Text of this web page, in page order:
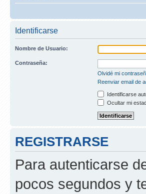
Identificarse
Nombre de Usuario:
Contraseña:
Olvidé mi
Reenviar email de
Identificarse
Ocultar mi
REGISTRARSE
Para autenticarse
pocos segundos y